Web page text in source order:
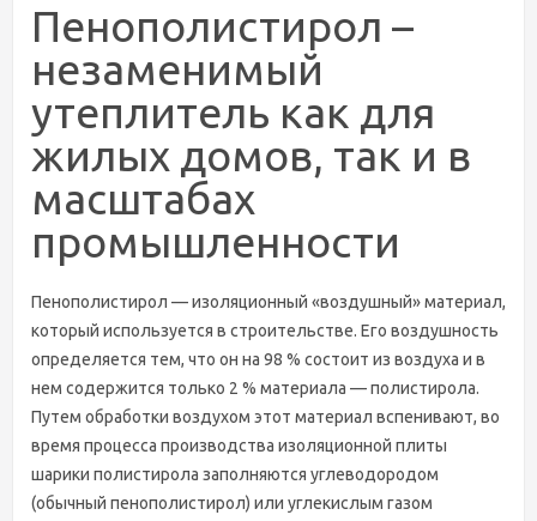
Пенополистирол –
незаменимый
утеплитель как для
жилых домов, так и в
масштабах
промышленности
Пенополистирол — изоляционный «воздушный» материал,
который используется в строительстве. Его воздушность
определяется тем, что он на 98 % состоит из воздуха и в
нем содержится только 2 % материала — полистирола.
Путем обработки воздухом этот материал вспенивают, во
время процесса производства изоляционной плиты
шарики полистирола заполняются углеводородом
(обычный пенополистирол) или углекислым газом